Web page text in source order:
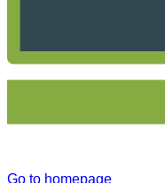
Go to homepage